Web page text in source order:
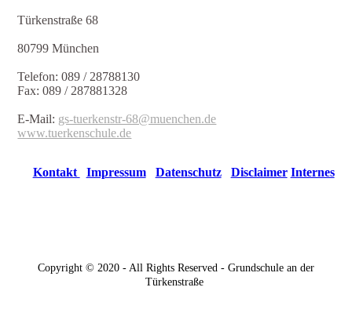
Türkenstraße 68
80799 München
Telefon: 089 / 28788130
Fax: 089 / 287881328
E-Mail: gs-tuerkenstr-68@muenchen.de
www.tuerkenschule.de
Kontakt Impressum Datenschutz Disclaimer Internes
Copyright © 2020 - All Rights Reserved - Grundschule an der
Türkenstraße